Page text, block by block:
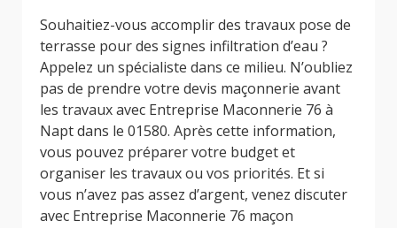
Souhaitiez-vous accomplir des travaux pose de
terrasse pour des signes infiltration d’eau ?
Appelez un spécialiste dans ce milieu. N’oubliez
pas de prendre votre devis maçonnerie avant
les travaux avec Entreprise Maconnerie 76 à
Napt dans le 01580. Après cette information,
vous pouvez préparer votre budget et
organiser les travaux ou vos priorités. Et si
vous n’avez pas assez d’argent, venez discuter
avec Entreprise Maconnerie 76 maçon